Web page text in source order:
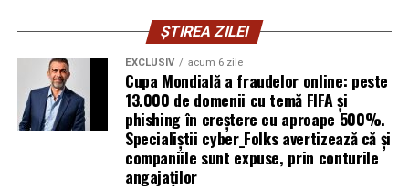
Conținutul acestui material nu reflectă în mod
obligatoriu poziția oficială a Uniunii Europene sau a
Guvernului României.
Informații oficiale complete despre finanțările din
fonduri structurale: mfe.gov.ro
De la Gara Buftea pana la Domeniul Stirbey sunt
aproximativ 30 de minute de mers pe jos. Participantii
trebuie insa sa tina cont ca nu exista trenuri de
intoarcere pe timpul noptii.
ȘTIREA ZILEI
EXCLUSIV acum 6 zile
Cupa Mondială a fraudelor online: peste
13.000 de domenii cu temă FIFA și
phishing în creștere cu aproape 500%.
Specialiștii cyber_Folks avertizează că și
companiile sunt expuse, prin conturile
angajaților